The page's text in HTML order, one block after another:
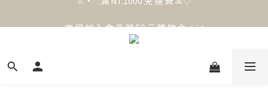
官 網 加 入 會 員 贈 50 元 購 物 金 .ᐟ.ᐟ.ᐟ